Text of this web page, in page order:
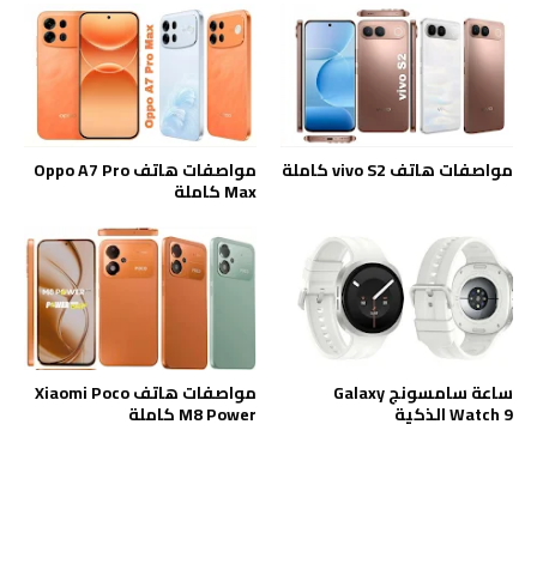
مواصفات هاتف vivo S2 كاملة مواصفات هاتف Oppo A7 Pro
Max كاملة
ساعة سامسونج Galaxy
Watch 9 الذكية
مواصفات هاتف Xiaomi Poco
M8 Power كاملة